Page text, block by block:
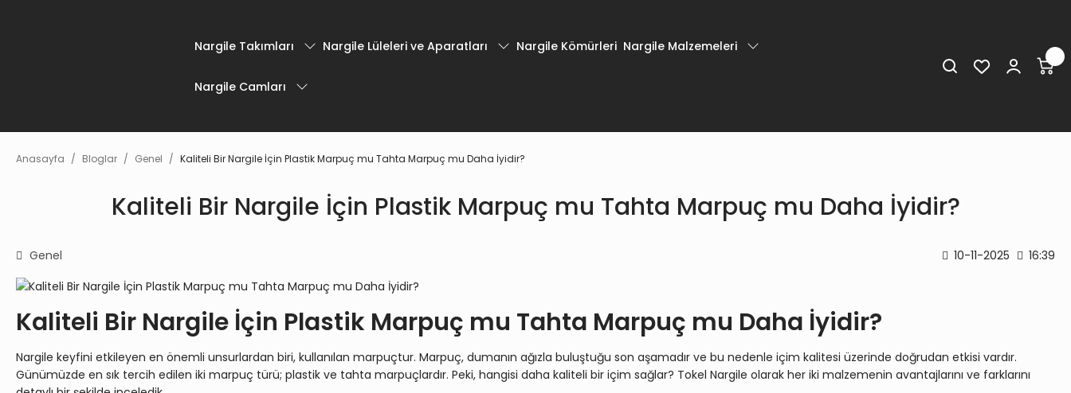
Nargile Takımları Nargile Lüleleri ve Aparatları Nargile Kömürleri Nargile Malzemeleri
Nargile Camları
Anasayfa Bloglar Genel Kaliteli Bir Nargile İçin Plastik Marpuç mu Tahta Marpuç mu Daha İyidir?
Kaliteli Bir Nargile İçin Plastik Marpuç mu Tahta Marpuç mu Daha İyidir?
Genel 10-11-2025 16:39
Kaliteli Bir Nargile İçin Plastik Marpuç mu Tahta Marpuç mu Daha İyidir?
Nargile keyfini etkileyen en önemli unsurlardan biri, kullanılan marpuçtur. Marpuç, dumanın ağızla buluştuğu son aşamadır ve bu nedenle içim kalitesi üzerinde doğrudan etkisi vardır.
Günümüzde en sık tercih edilen iki marpuç türü; plastik ve tahta marpuçlardır. Peki, hangisi daha kaliteli bir içim sağlar? Tokel Nargile olarak her iki malzemenin avantajlarını ve farklarını